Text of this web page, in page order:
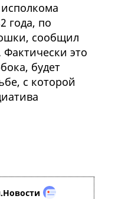
года, по
сообщил
Фактически это
будет
с которой